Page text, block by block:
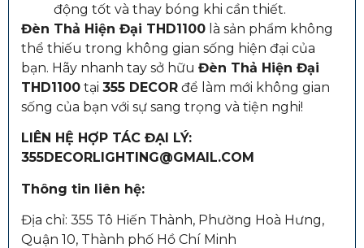
động tốt và thay bóng khi cần thiết.
Đèn Thả Hiện Đại THD1100 là sản phẩm không
thể thiếu trong không gian sống hiện đại của
bạn. Hãy nhanh tay sở hữu Đèn Thả Hiện Đại
THD1100 tại 355 DECOR để làm mới không gian
sống của bạn với sự sang trọng và tiện nghi!
LIÊN HỆ HỢP TÁC ĐẠI LÝ:
355DECORLIGHTING@GMAIL.COM
Thông tin liên hệ:
Địa chỉ: 355 Tô Hiến Thành, Phường Hoà Hưng,
Quận 10, Thành phố Hồ Chí Minh